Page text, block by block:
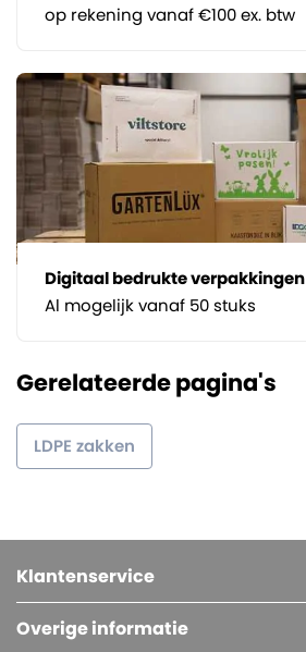
op rekening vanaf €100 ex. btw
Digitaal bedrukte verpakkingen
Al mogelijk vanaf 50 stuks
Gerelateerde pagina's
LDPE zakken
Klantenservice
Overige informatie